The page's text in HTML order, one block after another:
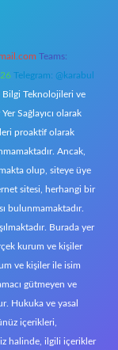
Teams:
Telegram: @karabul
Bilgi Teknolojileri ve
Sağlayıcı olarak
proaktif olarak
Ancak,
olup, siteye üye
sitesi, herhangi bir
bulunmamaktadır.
Burada yer
kurum ve kişiler
ve kişiler ile isim
gütmeyen ve
Hukuka ve yasal
içerikleri,
halinde, ilgili içerikler